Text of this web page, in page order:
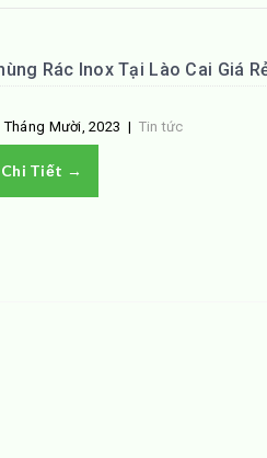
Rác Inox Tại Lào Cai Giá
Tháng Mười, 2023 | Tin tức
Chi Tiết →